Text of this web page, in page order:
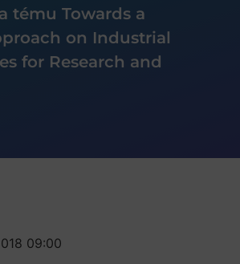
tému Towards a
on Industrial
for Research and
09:00